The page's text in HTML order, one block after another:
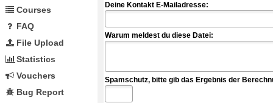
Courses
FAQ
File Upload
Statistics
Vouchers
Bug Report
Deine Kontakt E-Mailadresse:
Warum meldest du diese Datei:
Spamschutz, bitte gib das Ergebnis der